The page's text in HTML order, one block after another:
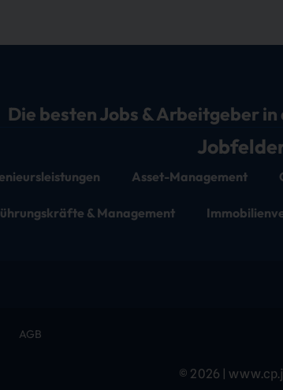
Die besten Jobs & Arbeitgeber
Asset-Management
& Management
AGB
© 2026 |